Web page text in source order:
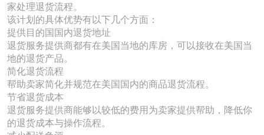
家处理退货流程。
该计划的具体优势有以下几个方面：
提供目的国国内退货地址
退货服务提供商都有在美国当地的库房，可以接收在美国当
地的退货产品。
简化退货流程
帮助卖家简化并规范在美国国内的商品退货流程。
节省退货成本
退货服务提供商能够以较低的费用为卖家提供帮助，降低你
的退货成本与操作流程。